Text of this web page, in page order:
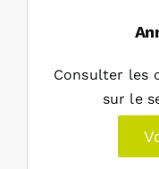
Consulter les
sur le